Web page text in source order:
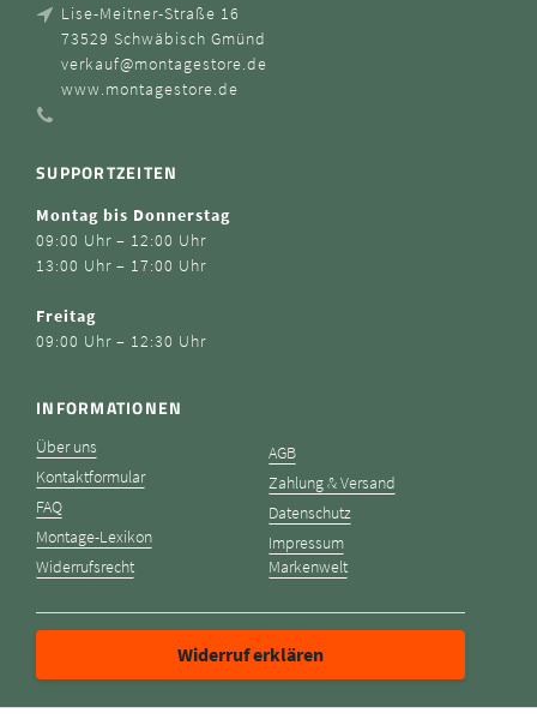
Lise-Meitner-Straße 16
73529 Schwäbisch Gmünd
verkauf@montagestore.de
www.montagestore.de
SUPPORTZEITEN
Montag bis Donnerstag
09:00 Uhr – 12:00 Uhr
13:00 Uhr – 17:00 Uhr
Freitag
09:00 Uhr – 12:30 Uhr
INFORMATIONEN
Über uns
Kontaktformular
FAQ
Montage-Lexikon
Widerrufsrecht
AGB
Zahlung & Versand
Datenschutz
Impressum
Markenwelt
Widerruf erklären